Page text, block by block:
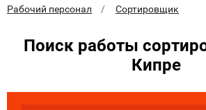
Рабочий персонал
Сортировщик
Поиск работы
Кипре